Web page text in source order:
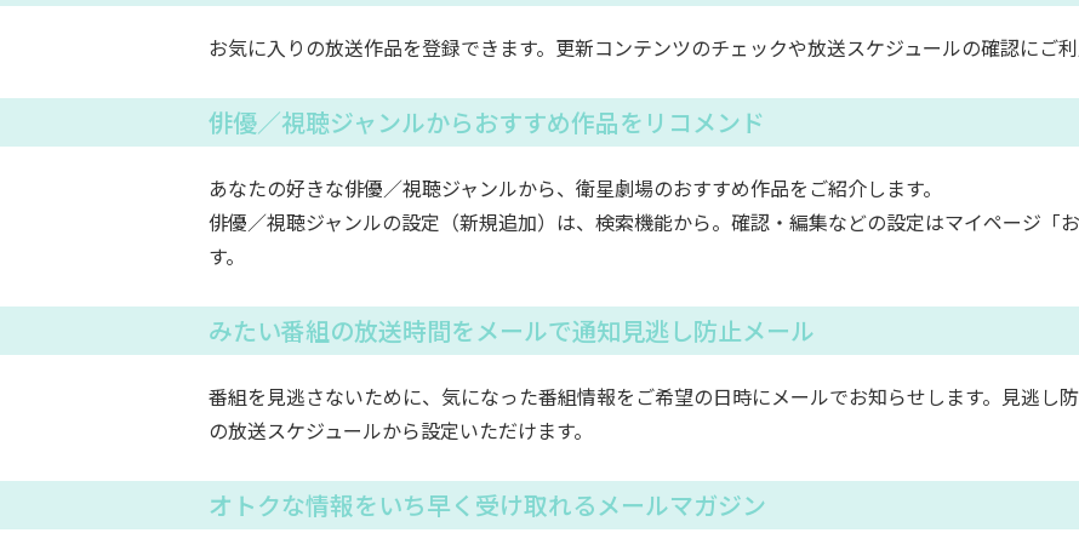
お気に入りの放送作品を登録できます。更新コンテンツのチェックや放送スケジュールの確認にご利
俳優／視聴ジャンルからおすすめ作品をリコメンド
あなたの好きな俳優／視聴ジャンルから、衛星劇場のおすすめ作品をご紹介します。
俳優／視聴ジャンルの設定（新規追加）は、検索機能から。確認・編集などの設定はマイページ「
す。
みたい番組の放送時間をメールで通知見逃し防止メール
番組を見逃さないために、気になった番組情報をご希望の日時にメールでお知らせします。見逃し
の放送スケジュールから設定いただけます。
オトクな情報をいち早く受け取れるメールマガジン